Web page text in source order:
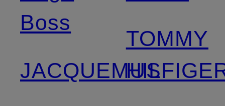
Boss
JACQUEMUS
TOMMY